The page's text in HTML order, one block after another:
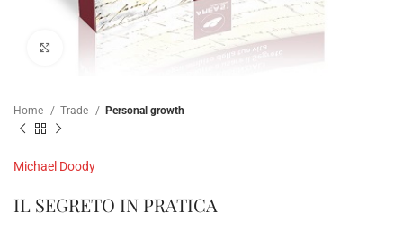
Click to enlarge
Home Trade Personal growth
Michael Doody
IL SEGRETO IN PRATICA